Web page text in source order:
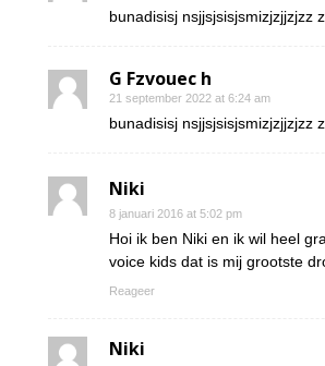
bunadisisj nsjjsjsisjsmizjzjjzjzz
G Fzvouec h
21 september 2022 at 6:24 am
bunadisisj nsjjsjsisjsmizjzjjzjzz
Niki
8 januari 2016 at 5:02 pm
Hoi ik ben Niki en ik wil heel
voice kids dat is mij grootste
Reageer
Niki